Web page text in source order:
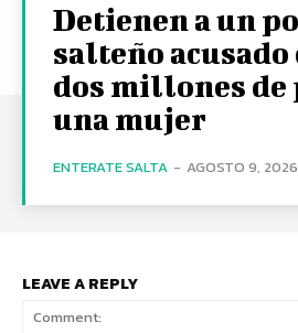
Detienen a un
salteño
dos millones de
una mujer
ENTERATE SALTA - AGOSTO 9, 2026
LEAVE A REPLY